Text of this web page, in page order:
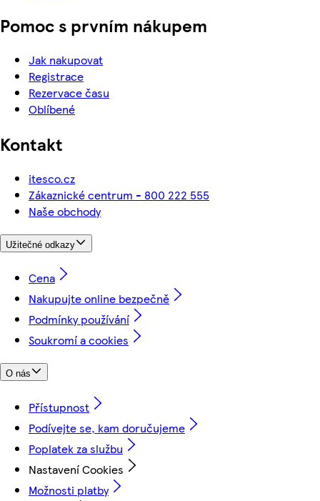
Pomoc s prvním nákupem
Jak nakupovat
Registrace
Rezervace času
Oblíbené
Kontakt
itesco.cz
Zákaznické centrum - 800 222 555
Naše obchody
Užitečné odkazy
Cena
Nakupujte online bezpečně
Podmínky používání
Soukromí a cookies
O nás
Přístupnost
Podívejte se, kam doručujeme
Poplatek za službu
Nastavení Cookies
Možnosti platby